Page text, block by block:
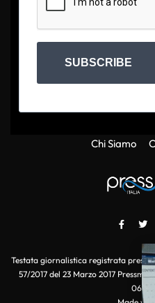
SUBSCRIBE
Chi Siamo
Testata giornalistica registrata
57/2017 del 23 Marzo 2017